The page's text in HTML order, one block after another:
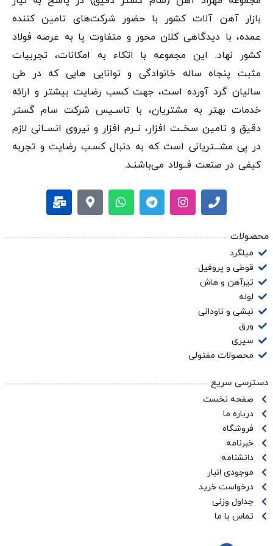
مشاوره کارشناسان ما در
مجموعه مهراد آهن
برای خرید محصول
مناسب پروژه خود بهره‌مند شوید. همچنین می توانید از طریق
موجودی و قیمت های روز انواع محصولات را
مشاهده فرمایید.
بازار آهن‌ آلات کشور با حضور شرکت‌های تامین کننده
عمده، با دیدگاهی کلان محور و متفاوت پا به عرصه فولاد
کشور نهاد. این مجموعه با اتکاء به امکانات، تجربیات
مثبت پنجاه ساله خانوادگی و توانایی هایی که در طی
سالیان گرد آورده است، جهت کسب رضایت بیشتر و ارائه
خدمات بهتر به مشتریان، با تاسـیس شرکت سام گستر
دقيق و تامین سخــت افزار، نــرم افزار و نیروی انســانی لازم
در پی مشـــتریانی است که به دنبال کسـب رضایت و تجربه
کیفی در صنعت فــولاد می‌باشنـد.
محصولات
میلگرد
قوطی و پروفیل
تیرآهن و هاش
لوله
نبشی و ناودانی
ورق
سپری
محصولات مفتولی
دسترسی سریع
صفحه نخست
درباره ما
فروشگاه
خبرنامه
دانشنامه
موجودی انبار
درخواست خرید
جداول وزنی
تماس با ما